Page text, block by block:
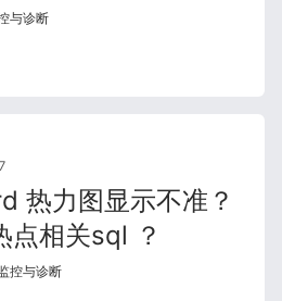
与诊断
？
点相关sql ？
控与诊断